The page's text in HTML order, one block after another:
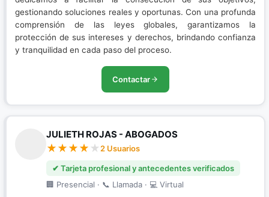
gestionando soluciones reales y oportunas. Con una profunda
comprensión de las leyes globales, garantizamos la
protección de sus intereses y derechos, brindando confianza
y tranquilidad en cada paso del proceso.
Contactar
JULIETH ROJAS - ABOGADOS
2 Usuarios
✔ Tarjeta profesional y antecedentes verificados
🏢 Presencial · 📞 Llamada · 💻 Virtual